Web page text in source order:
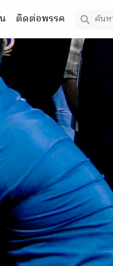
ติดต่อพรรค